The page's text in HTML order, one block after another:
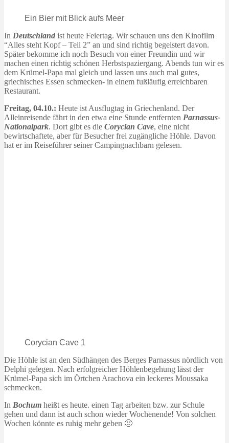
Ein Bier mit Blick aufs Meer
In Deutschland ist heute Feiertag. Wir schauen uns den Kinofilm
“Alles steht Kopf – Teil 2” an und sind richtig begeistert davon.
Später bekomme ich noch Besuch von einer Freundin und wir
machen einen richtig schönen Herbstspaziergang. Abends tun wir es
dem Krümel-Papa mal gleich und lassen uns auch mal gutes,
griechisches Essen schmecken- in einem fußläufig erreichbaren
Restaurant.
Freitag, 04.10.: Heute ist Ausflugtag in Griechenland. Der
Alleinreisende fährt in den etwa eine Stunde entfernten Parnassus-
Nationalpark. Dort gibt es die Corycian Cave, eine nicht
bewirtschaftete, aber für Besucher frei zugängliche Höhle. Davon
hat er im Reiseführer seiner Campingnachbarn gelesen.
Corycian Cave 1
Die Höhle ist an den Südhängen des Berges Parnassus nördlich von
Delphi gelegen. Nach erfolgreicher Höhlenbegehung lässt der
Krümel-Papa sich im Örtchen Arachova ein leckeres Moussaka
schmecken.
In Bochum heißt es heute. einen Tag arbeiten bzw. zur Schule
gehen und dann ist auch schon wieder Wochenende! Von solchen
Wochen könnte es ruhig mehr geben 🙂